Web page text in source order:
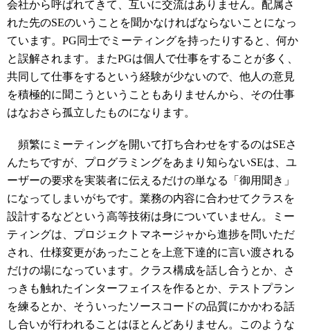
会社から呼ばれてきて、互いに交流はありません。配属さ
れた先のSEのいうことを聞かなければならないことになっ
ています。PG同士でミーティングを持ったりすると、何か
と誤解されます。またPGは個人で仕事をすることが多く、
共同して仕事をするという経験が少ないので、他人の意見
を積極的に聞こうということもありませんから、その仕事
はなおさら孤立したものになります。
頻繁にミーティングを開いて打ち合わせをするのはSEさ
んたちですが、プログラミングをあまり知らないSEは、ユ
ーザーの要求を実装者に伝えるだけの単なる「御用聞き」
になってしまいがちです。業務の内容に合わせてクラスを
設計するなどという高等技術は身についていません。ミー
ティングは、プロジェクトマネージャから進捗を問いただ
され、仕様変更があったことを上意下達的に言い渡される
だけの場になっています。クラス構成を話し合うとか、さ
っきも触れたインターフェイスを作るとか、テストプラン
を練るとか、そういったソースコードの品質にかかわる話
し合いが行われることはほとんどありません。このような